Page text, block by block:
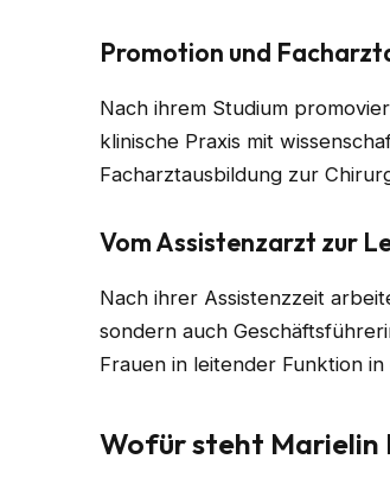
Promotion und
Nach ihrem Studium
klinische Praxis mit
Facharztausbildung zur
Vom Assistenzarzt zur
Nach ihrer Assistenzzeit
sondern auch
Frauen in leitender Funktion
Wofür steht Marielin